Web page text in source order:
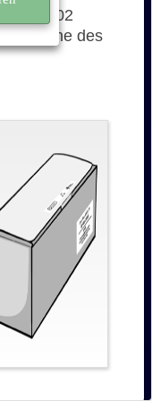
des